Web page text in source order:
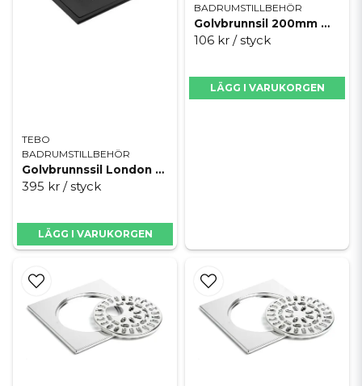
TEBO
BADRUMSTILLBEHÖR
Golvbrunnssil London Black
395 kr / styck
LÄGG I VARUKORGEN
BADRUMSTILLBEHÖR
Golvbrunnsil 200mm mosaik u/u
106 kr / styck
LÄGG I VARUKORGEN